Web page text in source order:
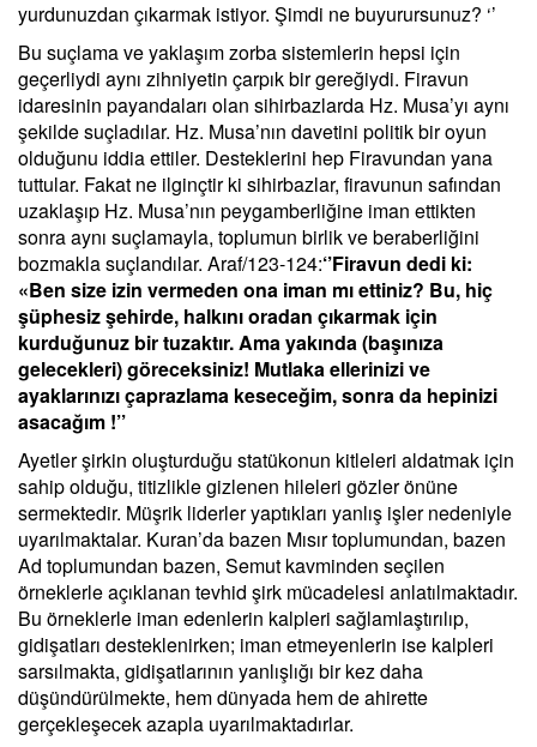
yurdunuzdan çıkarmak istiyor. Şimdi ne buyurursunuz? ‘’
Bu suçlama ve yaklaşım zorba sistemlerin hepsi için
geçerliydi aynı zihniyetin çarpık bir gereğiydi. Firavun
idaresinin payandaları olan sihirbazlarda Hz. Musa’yı aynı
şekilde suçladılar. Hz. Musa’nın davetini politik bir oyun
olduğunu iddia ettiler. Desteklerini hep Firavundan yana
tuttular. Fakat ne ilginçtir ki sihirbazlar, firavunun safından
uzaklaşıp Hz. Musa’nın peygamberliğine iman ettikten
sonra aynı suçlamayla, toplumun birlik ve beraberliğini
bozmakla suçlandılar. Araf/123-124:‘’Firavun dedi ki:
«Ben size izin vermeden ona iman mı ettiniz? Bu, hiç
şüphesiz şehirde, halkını oradan çıkarmak için
kurduğunuz bir tuzaktır. Ama yakında (başınıza
gelecekleri) göreceksiniz! Mutlaka ellerinizi ve
ayaklarınızı çaprazlama keseceğim, sonra da hepinizi
asacağım !’’
Ayetler şirkin oluşturduğu statükonun kitleleri aldatmak için
sahip olduğu, titizlikle gizlenen hileleri gözler önüne
sermektedir. Müşrik liderler yaptıkları yanlış işler nedeniyle
uyarılmaktalar. Kuran’da bazen Mısır toplumundan, bazen
Ad toplumundan bazen, Semut kavminden seçilen
örneklerle açıklanan tevhid şirk mücadelesi anlatılmaktadır.
Bu örneklerle iman edenlerin kalpleri sağlamlaştırılıp,
gidişatları desteklenirken; iman etmeyenlerin ise kalpleri
sarsılmakta, gidişatlarının yanlışlığı bir kez daha
düşündürülmekte, hem dünyada hem de ahirette
gerçekleşecek azapla uyarılmaktadırlar.